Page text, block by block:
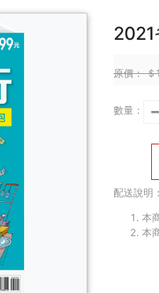
2021
原價：＄
數量：
配送說明：
本
本